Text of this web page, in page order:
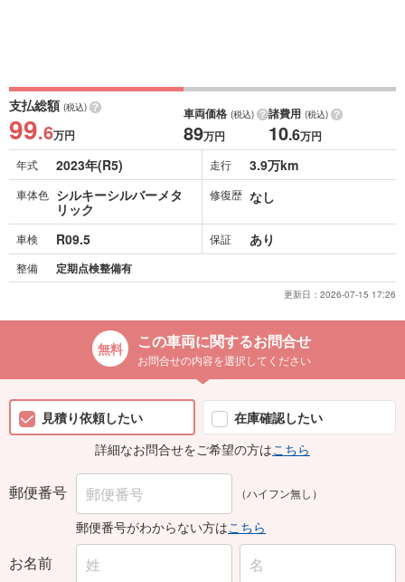
支払総額 (税込)
99.6万円
車両価格 (税込)
89万円
諸費用 (税込)
10.6万円
年式 2023年(R5) 走行 3.9万km
車体色 シルキーシルバーメタ
リック
修復歴 なし
車検 R09.5 保証 あり
整備 定期点検整備有
更新日： 2026-07-15 17:26
この車両に関するお問合せ
お問合せの内容を選択してください
見積り依頼したい
在庫確認したい
詳細なお問合せをご希望の方はこちら
郵便番号 （ハイフン無し）
郵便番号がわからない方はこちら
お名前